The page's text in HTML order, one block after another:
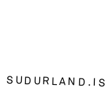
SUDURLAND.IS